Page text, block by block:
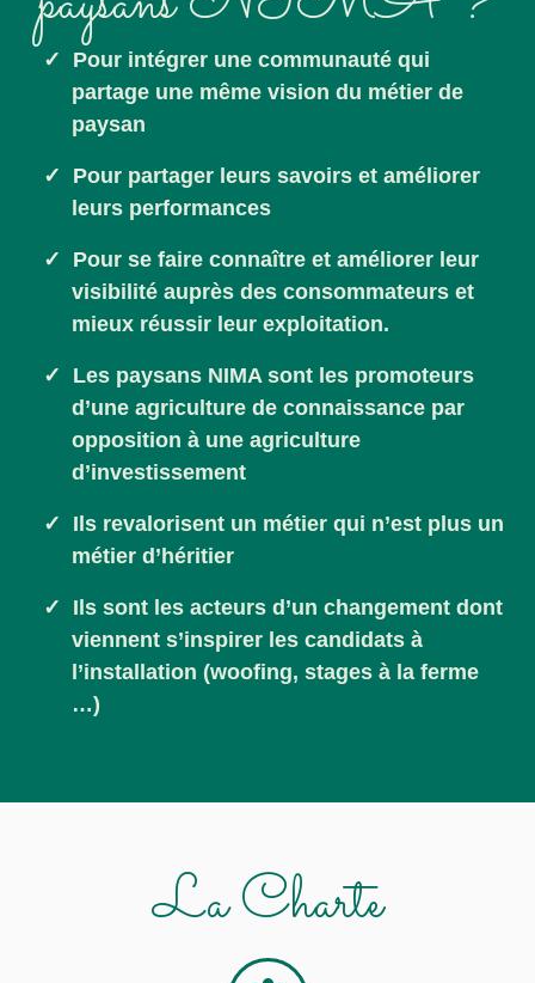
Pour intégrer une communauté qui
partage une même vision du métier de
paysan
Pour partager leurs savoirs et améliorer
leurs performances
Pour se faire connaître et améliorer leur
visibilité auprès des consommateurs et
mieux réussir leur exploitation.
Les paysans NIMA sont les promoteurs
d’une agriculture de connaissance par
opposition à une agriculture
d’investissement
Ils revalorisent un métier qui n’est plus un
métier d’héritier
Ils sont les acteurs d’un changement dont
viennent s’inspirer les candidats à
l’installation (woofing, stages à la ferme
…)
La Charte